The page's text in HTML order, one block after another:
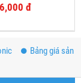
đ
Bảng giá sản